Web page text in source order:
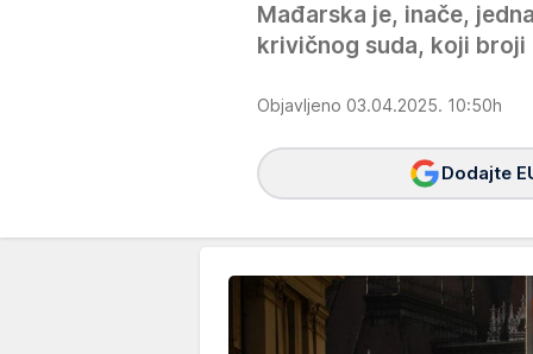
Mađarska je, inače,
krivičnog suda, koji broji
Objavljeno 03.04.2025. 10:50h
Dodajte